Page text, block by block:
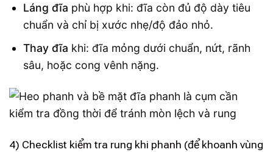
Láng đĩa phù hợp khi: đĩa còn đủ độ dày tiêu
chuẩn và chỉ bị xước nhẹ/độ đảo nhỏ.
Thay đĩa khi: đĩa mỏng dưới chuẩn, nứt, rãnh
sâu, hoặc cong vênh nặng.
4) Checklist kiểm tra rung khi phanh (để khoanh vùng